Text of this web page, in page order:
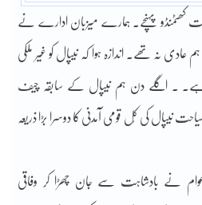
کھٹمنڈو پہنچے۔ ہمارے میزبان ادارے نے
نہ تھے۔ اندازہ ہوا کہ نیپال کو غیر ملکی
ہے۔ ۔ اگلے دن ہم نیپال کے سابقہ چیف
نیپال کی کُل قومی آمدنی کا دوسرا بڑا ذریعہ
عوام نے بادشاہت سے جان چھڑا کر وفاقی